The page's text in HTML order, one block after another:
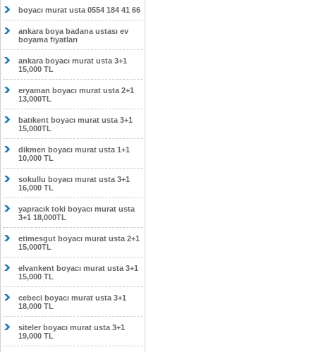
boyacı murat usta 0554 184 41 66
ankara boya badana ustası ev
boyama fiyatları
ankara boyacı murat usta 3+1
15,000 TL
eryaman boyacı murat usta 2+1
13,000TL
batıkent boyacı murat usta 3+1
15,000TL
dikmen boyacı murat usta 1+1
10,000 TL
sokullu boyacı murat usta 3+1
16,000 TL
yapracık toki boyacı murat usta
3+1 18,000TL
etimesgut boyacı murat usta 2+1
15,000TL
elvankent boyacı murat usta 3+1
15,000 TL
cebeci boyacı murat usta 3+1
18,000 TL
siteler boyacı murat usta 3+1
19,000 TL